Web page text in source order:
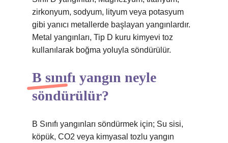
zirkonyum, sodyum, lityum veya potasyum
gibi yanıcı metallerde başlayan yangınlardır.
Metal yangınları, Tip D kuru kimyevi toz
kullanılarak boğma yoluyla söndürülür.
B sınıfı yangın neyle
söndürülür?
B Sınıfı yangınları söndürmek için; Su sisi,
köpük, CO2 veya kimyasal tozlu yangın